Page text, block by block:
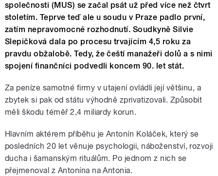
společnosti (MUS) se začal psát už před více než čtvrt
stoletím. Teprve teď ale u soudu v Praze padlo první,
zatím nepravomocné rozhodnutí. Soudkyně Silvie
Slepičková dala po procesu trvajícím 4,5 roku za
pravdu obžalobě. Tedy, že čeští manažeři dolů a s nimi
spojení finančníci podvedli koncem 90. let stát.
Za peníze samotné firmy v utajení ovládli její většinu, a
zbytek si pak od státu výhodně zprivatizovali. Způsobit
měli škodu téměř 2,4 miliardy korun.
Hlavním aktérem příběhu je Antonín Koláček, který se
posledních 20 let věnuje psychologii, náboženství, rozvoji
ducha i šamanským rituálům. Po jednom z nich se
přejmenoval z Antonína na Antonia.